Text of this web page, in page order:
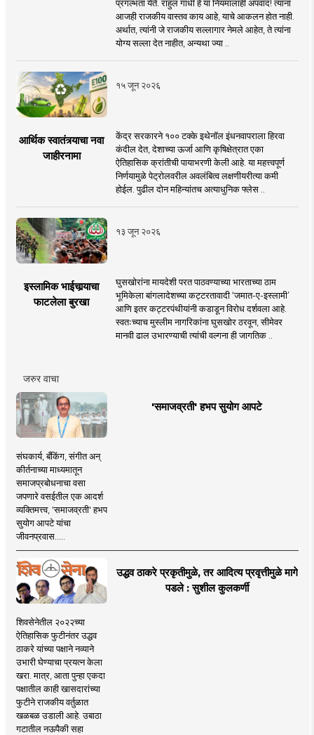
प्रगल्भता येते. राहुल गांधी हे या नियमालाही अपवाद! त्यांना
आजही राजकीय वास्तव काय आहे, याचे आकलन होत नाही.
अर्थात, त्यांनी जे राजकीय सल्लागार नेमले आहेत, ते त्यांना
योग्य सल्ला देत नाहीत, अन्यथा ज्या ..
१५ जून २०२६
आर्थिक स्वातंत्र्याचा नवा
जाहीरनामा
केंद्र सरकारने १०० टक्के इथेनॉल इंधनवापराला हिरवा
कंदील देत, देशाच्या ऊर्जा आणि कृषिक्षेत्रात एका
ऐतिहासिक क्रांतीची पायाभरणी केली आहे. या महत्त्वपूर्ण
निर्णयामुळे पेट्रोलवरील अवलंबित्व लक्षणीयरीत्या कमी
होईल. पुढील दोन महिन्यांतच अत्याधुनिक फ्लेस ..
१३ जून २०२६
इस्लामिक भाईचार्‍याचा
फाटलेला बुरखा
घुसखोरांना मायदेशी परत पाठवण्याच्या भारताच्या ठाम
भूमिकेला बांगलादेशच्या कट्टरतावादी ‘जमात-ए-इस्लामी’
आणि इतर कट्टरपंथीयांनी कडाडून विरोध दर्शवला आहे.
स्वतःच्याच मुस्लीम नागरिकांना घुसखोर ठरवून, सीमेवर
मानवी ढाल उभारण्याची त्यांची वल्गना ही जागतिक ..
जरुर वाचा
'समाजव्रती' हभप सुयोग आपटे
संघकार्य, बँकिंग, संगीत अन्
कीर्तनाच्या माध्यमातून
समाजप्रबोधनाचा वसा
जपणारे वसईतील एक आदर्श
व्यक्तिमत्त्व, 'समाजव्रती' हभप
सुयोग आपटे यांचा
जीवनप्रवास.....
उद्धव ठाकरे प्रकृतीमुळे, तर आदित्य प्रवृत्तीमुळे मागे
पडले : सुशील कुलकर्णी
शिवसेनेतील २०२२च्या
ऐतिहासिक फुटीनंतर उद्धव
ठाकरे यांच्या पक्षाने नव्याने
उभारी घेण्याचा प्रयत्न केला
खरा. मात्र, आता पुन्हा एकदा
पक्षातील काही खासदारांच्या
फुटीने राजकीय वर्तुळात
खळबळ उडाली आहे. उबाठा
गटातील नऊपैकी सहा